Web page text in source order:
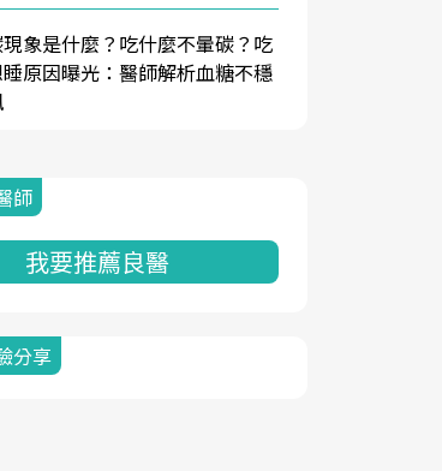
象是什麼？吃什麼不暈碳？吃
原因曝光：醫師解析血糖不穩
師
我要推薦良醫
分享